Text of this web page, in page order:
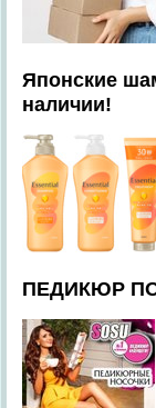
Японские
наличии!
ПЕДИКЮР